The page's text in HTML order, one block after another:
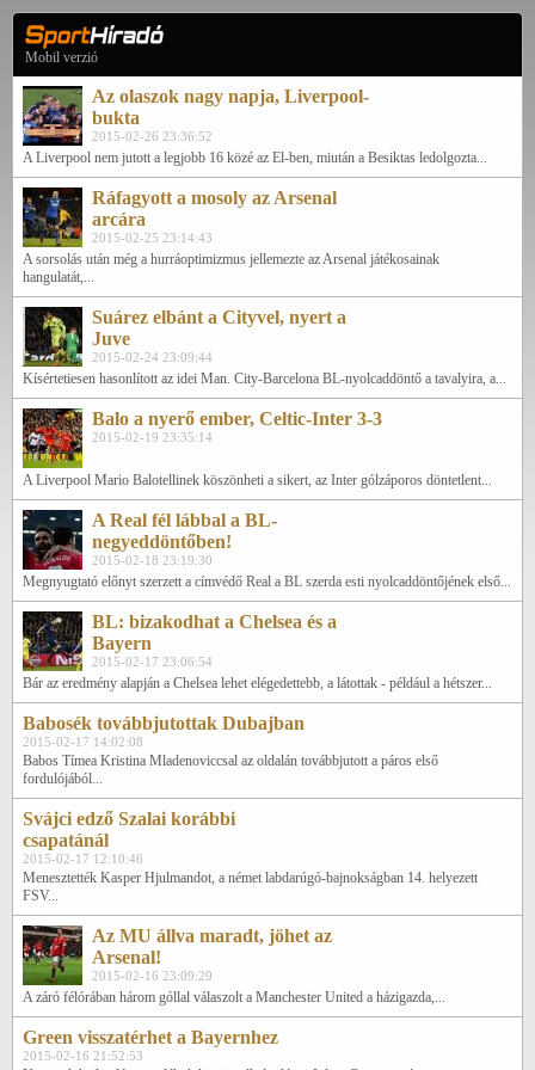
Mobil verzió
Az olaszok nagy napja, Liverpool-
bukta
2015-02-26 23:36:52
A Liverpool nem jutott a legjobb 16 közé az El-ben, miután a Besiktas ledolgozta...
Ráfagyott a mosoly az Arsenal
arcára
2015-02-25 23:14:43
A sorsolás után még a hurráoptimizmus jellemezte az Arsenal játékosainak
hangulatát,...
Suárez elbánt a Cityvel, nyert a
Juve
2015-02-24 23:09:44
Kísértetiesen hasonlított az idei Man. City-Barcelona BL-nyolcaddöntő a tavalyira, a...
Balo a nyerő ember, Celtic-Inter 3-3
2015-02-19 23:35:14
A Liverpool Mario Balotellinek köszönheti a sikert, az Inter gólzáporos döntetlent...
A Real fél lábbal a BL-
negyeddöntőben!
2015-02-18 23:19:30
Megnyugtató előnyt szerzett a címvédő Real a BL szerda esti nyolcaddöntőjének első...
BL: bizakodhat a Chelsea és a
Bayern
2015-02-17 23:06:54
Bár az eredmény alapján a Chelsea lehet elégedettebb, a látottak - például a hétszer...
Babosék továbbjutottak Dubajban
2015-02-17 14:02:08
Babos Tímea Kristina Mladenoviccsal az oldalán továbbjutott a páros első
fordulójából...
Svájci edző Szalai korábbi
csapatánál
2015-02-17 12:10:46
Menesztették Kasper Hjulmandot, a német labdarúgó-bajnokságban 14. helyezett
FSV...
Az MU állva maradt, jöhet az
Arsenal!
2015-02-16 23:09:29
A záró félórában három góllal válaszolt a Manchester United a házigazda,...
Green visszatérhet a Bayernhez
2015-02-16 21:52:53